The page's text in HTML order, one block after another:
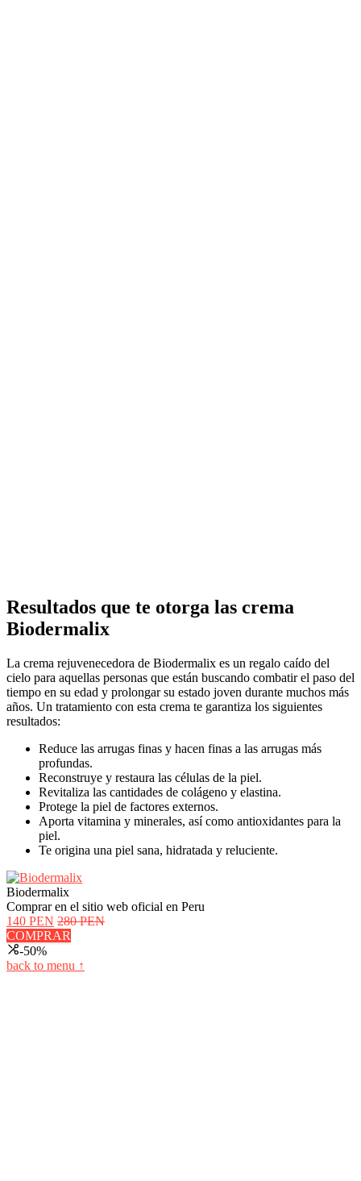
Resultados que te otorga las crema
Biodermalix
La crema rejuvenecedora de Biodermalix es un regalo caído del
cielo para aquellas personas que están buscando combatir el paso del
tiempo en su edad y prolongar su estado joven durante muchos más
años. Un tratamiento con esta crema te garantiza los siguientes
resultados:
Reduce las arrugas finas y hacen finas a las arrugas más
profundas.
Reconstruye y restaura las células de la piel.
Revitaliza las cantidades de colágeno y elastina.
Protege la piel de factores externos.
Aporta vitamina y minerales, así como antioxidantes para la
piel.
Te origina una piel sana, hidratada y reluciente.
Biodermalix
Comprar en el sitio web oficial en Peru
140 PEN 280 PEN
COMPRAR
-50%
back to menu ↑